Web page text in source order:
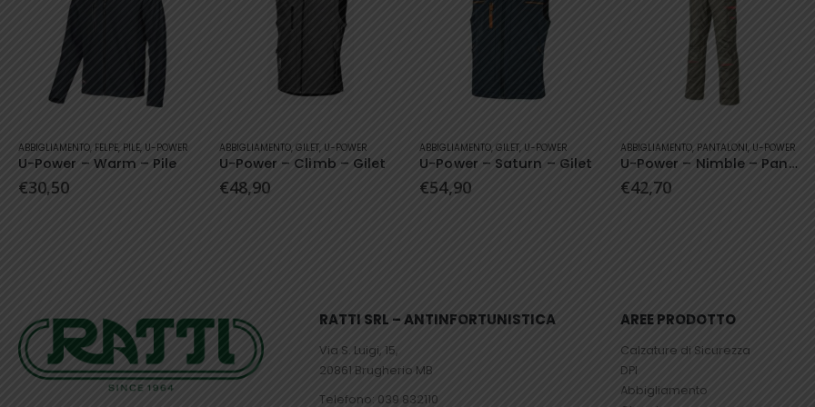
ABBIGLIAMENTO GILET U-POWER
U-Power – Climb – Gilet
€48,90
ABBIGLIAMENTO ,GILET, U-POWER
U-Power – Saturn – Gilet
€54,90
ABBIGLIAMENTO ,PANTALONI,U-POWER
U-Power – Nimble – Pantaloni
€42,70
ABBIGLIAMENTO, JEANS,U-POWER
U-Power – Traffic – Jeans
€42,90
RATTI SRL – ANTINFORTUNISTICA
Via S. Luigi, 15,
20861 Brugherio MB
Telefono: 039 832110
AREE PRODOTTO
Calzature di Sicurezza
DPI
Abbigliamento